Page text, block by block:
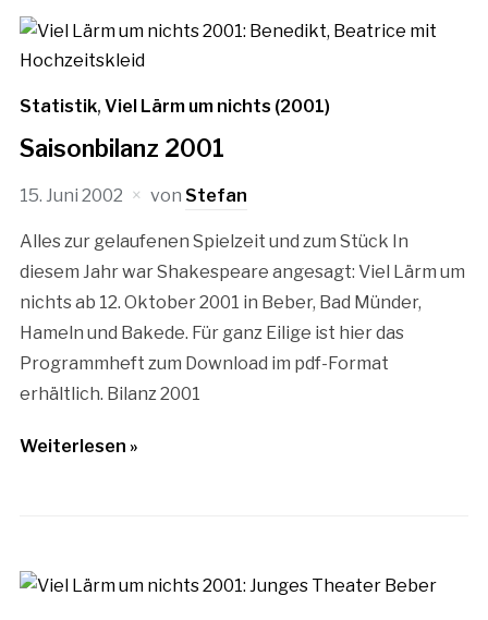
Statistik, Viel Lärm um nichts (2001)
Saisonbilanz 2001
15. Juni 2002 von Stefan
Alles zur gelaufenen Spielzeit und zum Stück In
diesem Jahr war Shakespeare angesagt: Viel Lärm um
nichts ab 12. Oktober 2001 in Beber, Bad Münder,
Hameln und Bakede. Für ganz Eilige ist hier das
Programmheft zum Download im pdf-Format
erhältlich. Bilanz 2001
Weiterlesen »